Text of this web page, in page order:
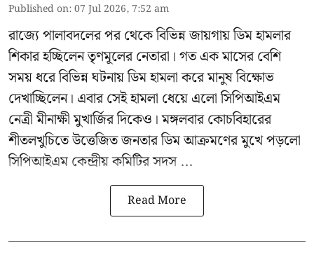
Published on:07 Jul 2026, 7:52 am
রাজ্যে পালাবদলের পর থেকে বিভিন্ন জায়গায় ডিম হামলার
শিকার হচ্ছিলেন তৃণমূলের নেতারা। গত এক মাসের বেশি
সময় ধরে বিভিন্ন ঘটনায় ডিম হামলা করে মানুষ বিক্ষোভ
দেখাচ্ছিলেন। এবার সেই হামলা ধেয়ে এলোসিপিআইএম
নেত্রী মীনাক্ষী মুখার্জিরদিকেও। মঙ্গলবার কোচবিহারের
শীতলখুচিতে উত্তেজিত জনতার ডিম আক্রমণের মুখে পড়লো
সিপিআইএম কেন্দ্রীয় কমিটির সদস ...
Read More